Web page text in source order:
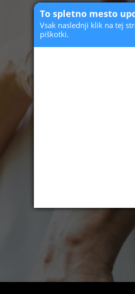
To spletno mesto
Vsak naslednji klik na tej
piškotki.